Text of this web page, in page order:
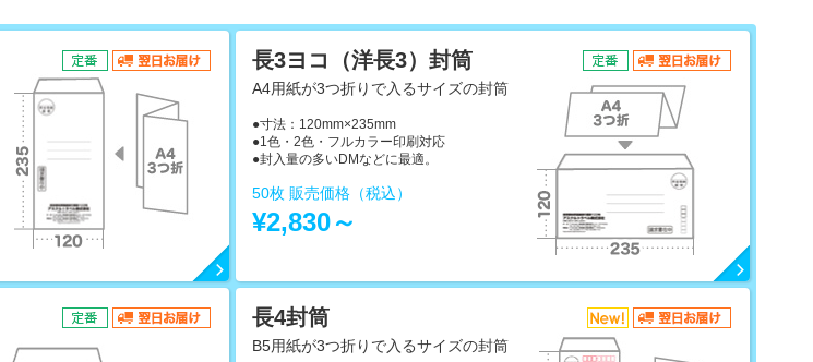
長3ヨコ（洋長3）封筒
A4用紙が3つ折りで入るサイズの封筒
●寸法：120mm×235mm
●1色・2色・フルカラー印刷対応
●封入量の多いDMなどに最適。
50枚 販売価格（税込）
¥2,830～
長4封筒
B5用紙が3つ折りで入るサイズの封筒